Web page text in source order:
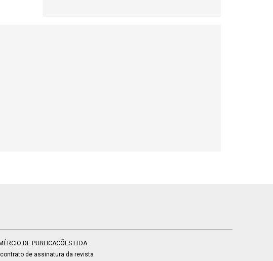
DE PUBLICACÕES LTDA
de assinatura da revista